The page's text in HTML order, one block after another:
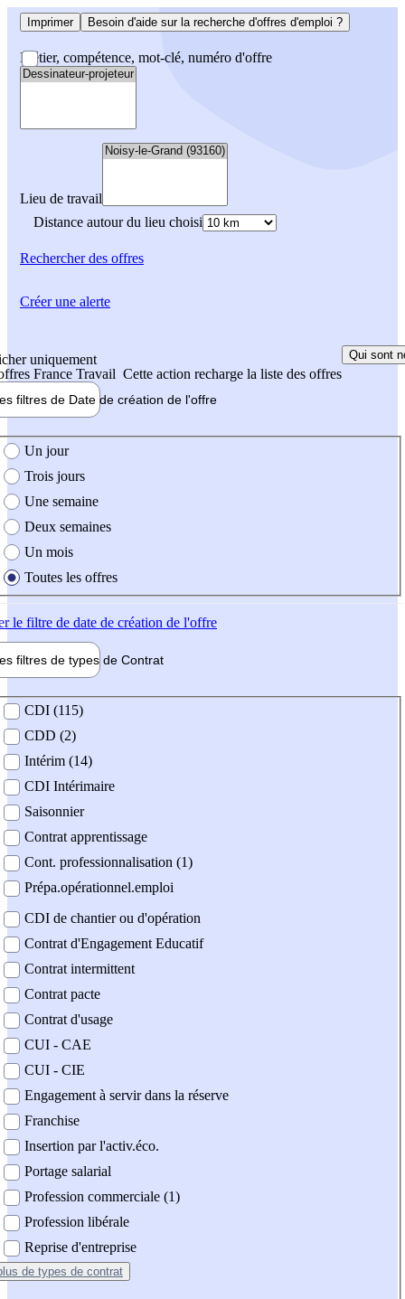
Imprimer Besoin d'aide sur la recherche d'offres d'emploi ?
Métier, compétence, mot-clé, numéro d'offre
Lieu de travail
Distance autour du lieu choisi
Rechercherdes offres
uniquement
France Travail Cette action recharge la liste des offres
Qui sont
filtres de Date de création de l'offre
création de l'offre
Un jour
Trois jours
Une semaine
Deux semaines
Un mois
Toutes les offres
le filtre de date de création de l'offre
filtres de types de Contrat
contrat
CDI (115)
CDD (2)
Intérim (14)
CDI Intérimaire
Saisonnier
Contrat apprentissage
Cont. professionnalisation (1)
Prépa.opérationnel.emploi
CDI de chantier ou d'opération
Contrat d'Engagement Educatif
Contrat intermittent
Contrat pacte
Contrat d'usage
CUI - CAE
CUI - CIE
Engagement à servir dans la réserve
Franchise
Insertion par l'activ.éco.
Portage salarial
Profession commerciale (1)
Profession libérale
Reprise d'entreprise
de types de contrat
Créer une alerte